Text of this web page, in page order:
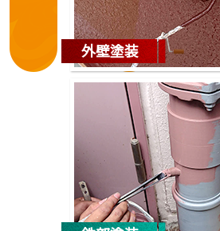
2026/01/22
横浜市戸塚区【外壁塗装】
2026/01/16
おうちの外壁、そろそろ気
新入社員職人研修のご紹介
藤沢市下土棚 K様邸 ～外壁
外壁塗装